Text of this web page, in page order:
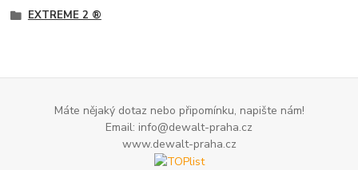
EXTREME 2 ®
Máte nějaký dotaz nebo připomínku, napište nám!
Email: info@dewalt-praha.cz
www.dewalt-praha.cz